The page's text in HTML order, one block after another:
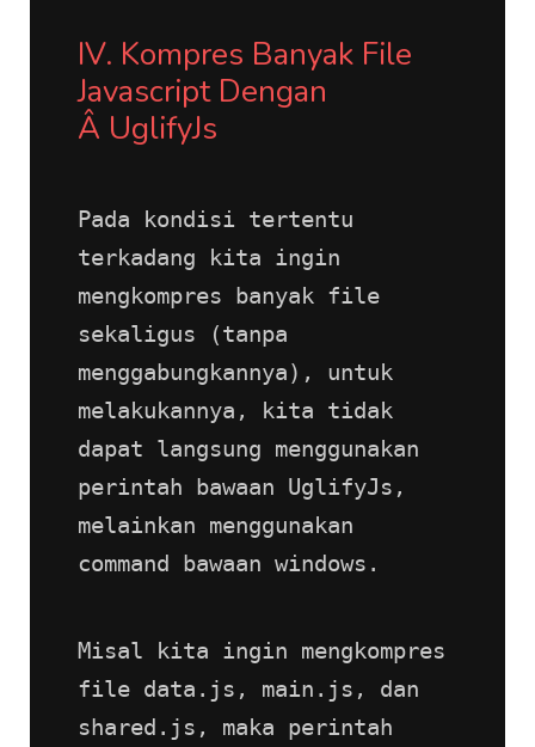
IV. Kompres Banyak File
Javascript Dengan
Â UglifyJs
Pada kondisi tertentu
terkadang kita ingin
mengkompres banyak file
sekaligus (tanpa
menggabungkannya), untuk
melakukannya, kita tidak
dapat langsung menggunakan
perintah bawaan UglifyJs,
melainkan menggunakan
command bawaan windows.
Misal kita ingin mengkompres
file data.js, main.js, dan
shared.js, maka perintah